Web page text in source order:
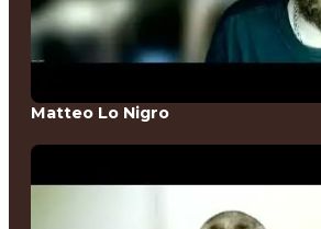
Matteo Lo Nigro